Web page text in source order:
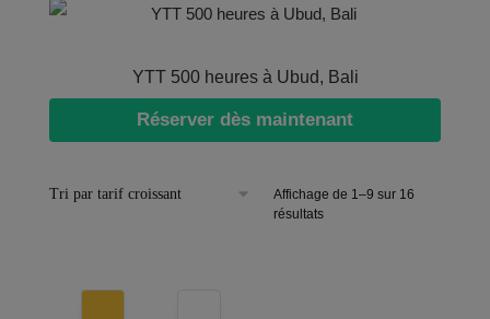
YTT 500 heures à Ubud, Bali
Réserver dès maintenant
Affichage de 1–9 sur 16
résultats